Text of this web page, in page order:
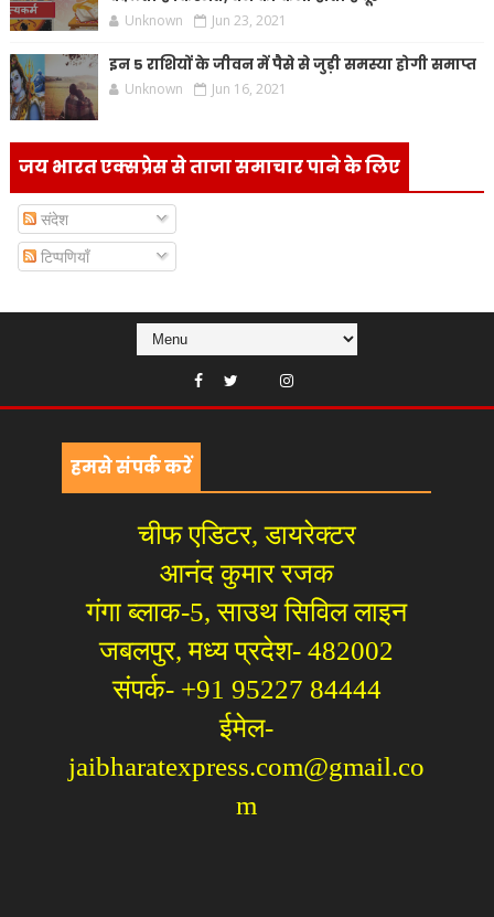
Unknown Jun 23, 2021
इन 5 राशियों के जीवन में पैसे से जुड़ी समस्या होगी समाप्त
Unknown Jun 16, 2021
जय भारत एक्सप्रेस से ताजा समाचार पाने के लिए
संदेश
टिप्पणियाँ
हमसे संपर्क करें
चीफ एडिटर, डायरेक्टर
आनंद कुमार रजक
गंगा ब्लाक-5, साउथ सिविल लाइन
जबलपुर, मध्य प्रदेश- 482002
संपर्क- +91 95227 84444
ईमेल-
jaibharatexpress.com@gmail.co
m